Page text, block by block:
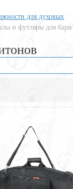
для духовых
и футляры для